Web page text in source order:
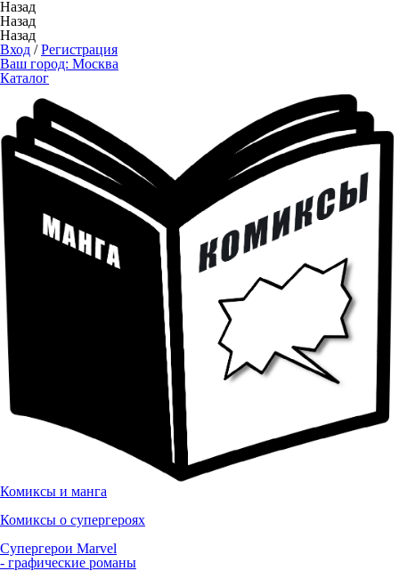
Назад
Назад
Назад
Вход /Регистрация
Ваш город: Москва
Каталог
Комиксы и манга
Комиксы о супергероях
Супергерои Marvel
- графические романы